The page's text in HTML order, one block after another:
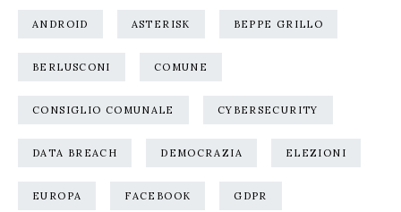
ANDROID ASTERISK BEPPE GRILLO
BERLUSCONI COMUNE
CONSIGLIO COMUNALE CYBERSECURITY
DATA BREACH DEMOCRAZIA ELEZIONI
EUROPA FACEBOOK GDPR